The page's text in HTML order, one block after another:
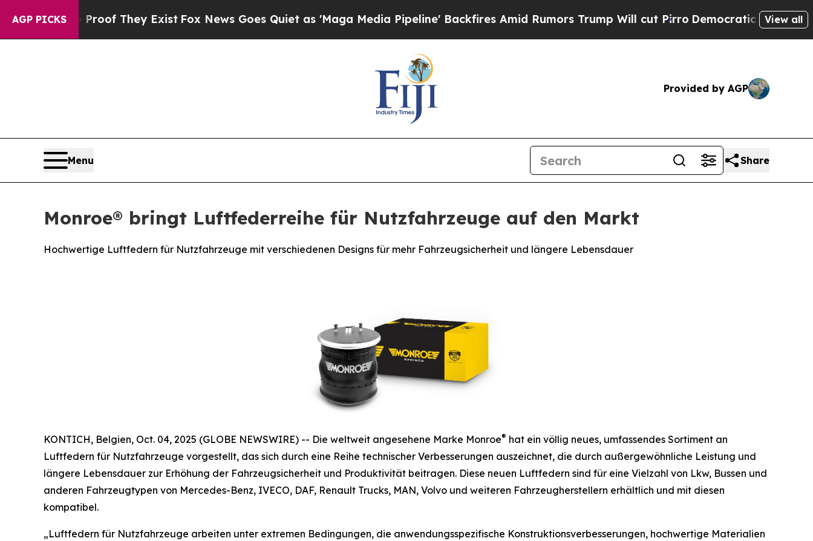
AGP PICKS
no Proof They Exist Fox News Goes Quiet as 'Maga Media Pipeline' Backfires Amid Rumors Trump Will cut Pirro Democratic Socialists ofView all
Provided by AGP
Menu Share
Monroe® bringt Luftfederreihe für Nutzfahrzeuge auf den Markt
Hochwertige Luftfedern für Nutzfahrzeuge mit verschiedenen Designs für mehr Fahrzeugsicherheit und längere Lebensdauer
KONTICH, Belgien, Oct. 04, 2025 (GLOBE NEWSWIRE) -- Die weltweit angesehene Marke Monroe® hat ein völlig neues, umfassendes Sortiment an
Luftfedern für Nutzfahrzeuge vorgestellt, das sich durch eine Reihe technischer Verbesserungen auszeichnet, die durch außergewöhnliche Leistung und
längere Lebensdauer zur Erhöhung der Fahrzeugsicherheit und Produktivität beitragen. Diese neuen Luftfedern sind für eine Vielzahl von Lkw, Bussen und
anderen Fahrzeugtypen von Mercedes-Benz, IVECO, DAF, Renault Trucks, MAN, Volvo und weiteren Fahrzeugherstellern erhältlich und mit diesen
kompatibel.
„Luftfedern für Nutzfahrzeuge arbeiten unter extremen Bedingungen, die anwendungsspezifische Konstruktionsverbesserungen, hochwertige Materialien